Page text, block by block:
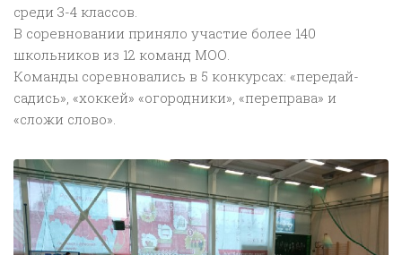
среди 3-4 классов.
В соревновании приняло участие более 140
школьников из 12 команд МОО.
Команды соревновались в 5 конкурсах: «передай-
садись», «хоккей» «огородники», «переправа» и
«сложи слово».